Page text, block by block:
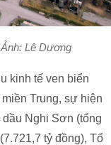
Lê Dương
kinh tế ven biển
Trung, sự hiện
Nghi Sơn (tổng
tỷ đồng), Tổ